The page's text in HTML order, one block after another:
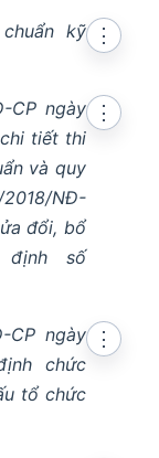
kỹ
⋮
CP ngày
tiết thi
và quy
NĐ-
đổi, bổ
số
⋮
CP ngày
chức
tổ chức
⋮